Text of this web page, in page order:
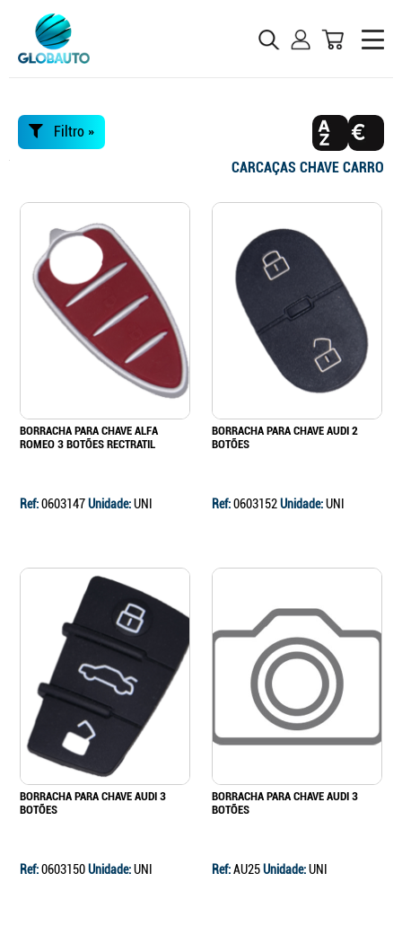
Filtro »
CARCAÇAS CHAVE CARRO
BORRACHA PARA CHAVE ALFA
ROMEO 3 BOTÕES RECTRATIL
Ref:0603147Unidade:UNI
BORRACHA PARA CHAVE AUDI 2
BOTÕES
Ref:0603152Unidade:UNI
BORRACHA PARA CHAVE AUDI 3
BOTÕES
Ref:0603150Unidade:UNI
BORRACHA PARA CHAVE AUDI 3
BOTÕES
Ref:AU25Unidade:UNI